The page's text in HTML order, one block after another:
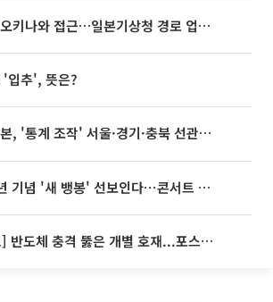
태풍 '돌핀' 오키나와 접근…일본기상청 경로 업데이트
'입추', 뜻은?
'통계 조작' 서울·경기·충북 선관위 등 추가 압수수색
빅뱅, 20주년 기념 '새 뱅봉' 선보인다⋯콘서트 앞두고 팝업 개최
[증시키워드] 반도체 충격 뚫은 개별 호재...포스코퓨처엠·에코프로·한화솔루션 '눈길'